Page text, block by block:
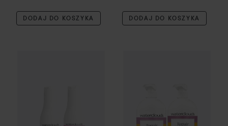
DODAJ DO KOSZYKA DODAJ DO KOSZYKA